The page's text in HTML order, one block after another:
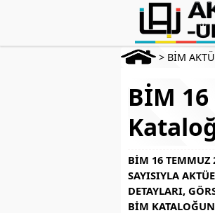
> BİM
BİM
BIM 16 TEMMUZ
SAYISIYLA
DETAYLARI,
BIM